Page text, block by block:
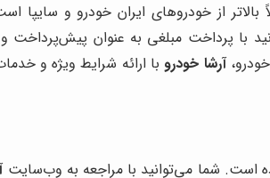
از خودروهای ایران خودرو و
با پرداخت مبلغی به عنوان
آرشا خودروبا ارائه شرایط ویژه و
است. شما می‌توانید با مراجعه به وب‌سایت